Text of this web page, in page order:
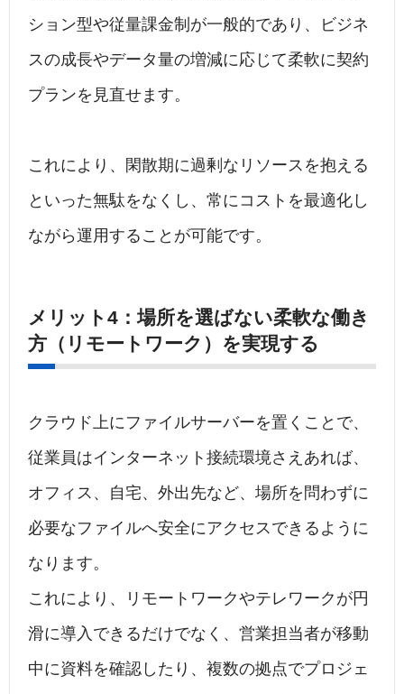
ション型や従量課金制が一般的であり、ビジネ
スの成長やデータ量の増減に応じて柔軟に契約
プランを見直せます。
これにより、閑散期に過剰なリソースを抱える
といった無駄をなくし、常にコストを最適化し
ながら運用することが可能です。
メリット4：場所を選ばない柔軟な働き
方（リモートワーク）を実現する
クラウド上にファイルサーバーを置くことで、
従業員はインターネット接続環境さえあれば、
オフィス、自宅、外出先など、場所を問わずに
必要なファイルへ安全にアクセスできるように
なります。
これにより、リモートワークやテレワークが円
滑に導入できるだけでなく、営業担当者が移動
中に資料を確認したり、複数の拠点でプロジェ